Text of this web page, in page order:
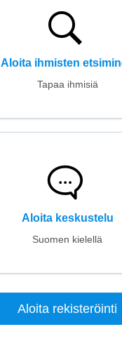
Aloita ihmisten
Tapaa ihmisiä
Aloita keskustelu
Suomen kielellä
Aloita rekisteröinti